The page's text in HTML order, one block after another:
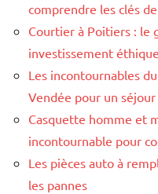
comprendre les clés
Courtier à Poitiers : le
investissement
Les incontournables
Vendée pour un séjour
Casquette homme et
incontournable pour
Les pièces auto à
les pannes